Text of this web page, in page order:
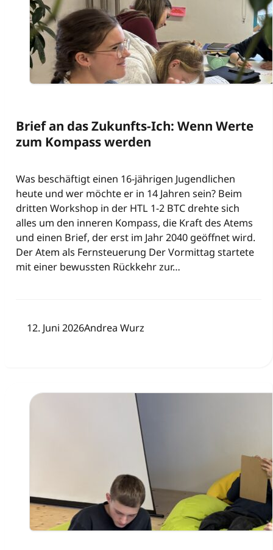
Brief an das Zukunfts-Ich: Wenn Werte
zum Kompass werden
Was beschäftigt einen 16-jährigen Jugendlichen
heute und wer möchte er in 14 Jahren sein? Beim
dritten Workshop in der HTL 1-2 BTC drehte sich
alles um den inneren Kompass, die Kraft des Atems
und einen Brief, der erst im Jahr 2040 geöffnet wird.
Der Atem als Fernsteuerung Der Vormittag startete
mit einer bewussten Rückkehr zur…
12. Juni 2026Andrea Wurz